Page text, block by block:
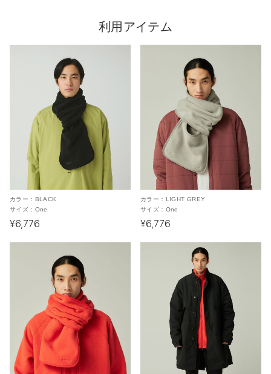
利用アイテム
カラー： BLACK
サイズ： One
¥6,776
カラー： LIGHT GREY
サイズ： One
¥6,776